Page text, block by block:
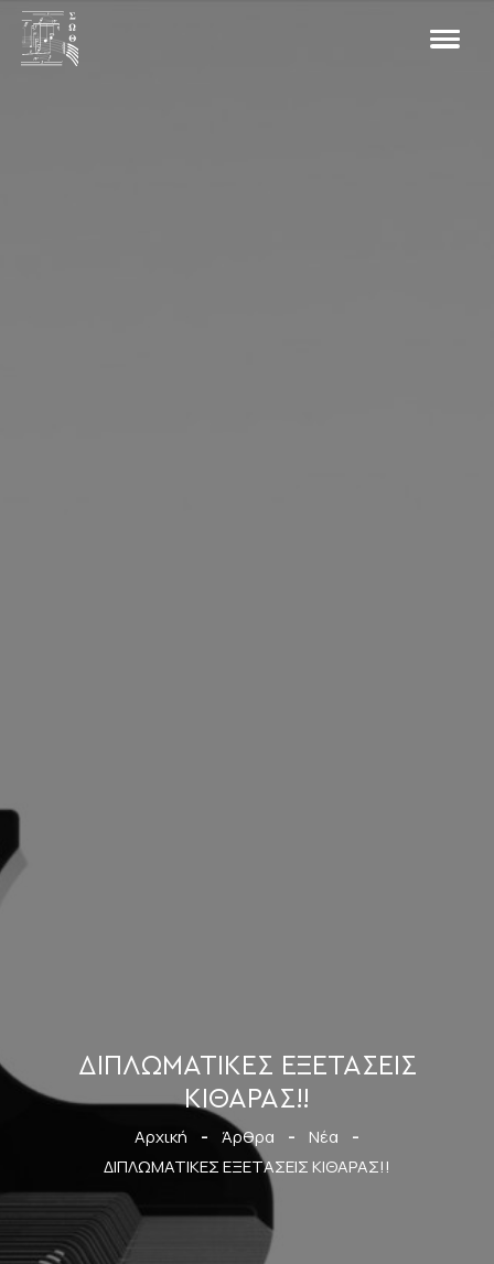
ΔΙΠΛΩΜΑΤΙΚΕΣ ΕΞΕΤΑΣΕΙΣ
ΚΙΘΑΡΑΣ!!
Αρχική - Άρθρα - Νέα
-
ΔΙΠΛΩΜΑΤΙΚΕΣ ΕΞΕΤΑΣΕΙΣ ΚΙΘΑΡΑΣ!!